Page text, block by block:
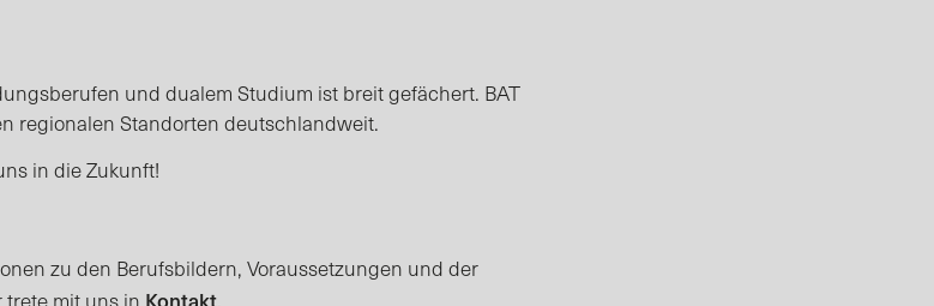
und dualem Studium ist breit gefächert. BAT
regionalen Standorten deutschlandweit.
in die Zukunft!
zu den Berufsbildern, Voraussetzungen und der
Kontakt